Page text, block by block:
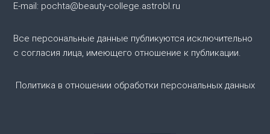
п
о
а
E-mail: pochta@beauty-college.astrobl.ru
Все персональные данные публикуются исключительно
с согласия лица, имеющего отношение к публикации.
Политика в отношении обработки персональных данных